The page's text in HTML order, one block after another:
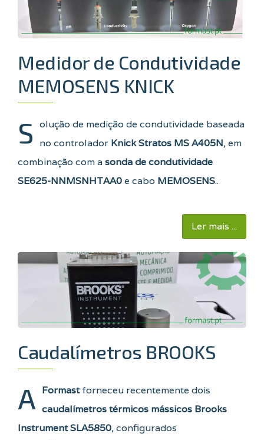
Medidor de Condutividade
MEMOSENS KNICK
S olução de medição de condutividade baseada
no controlador Knick Stratos MS A405N, em
combinação com asonda de condutividade
SE625-NNMSNHTAA0e cabo MEMOSENS..
Ler mais ...
Caudalímetros BROOKS
A Formastforneceu recentemente dois
caudalímetros térmicos mássicos Brooks
Instrument SLA5850, configurados